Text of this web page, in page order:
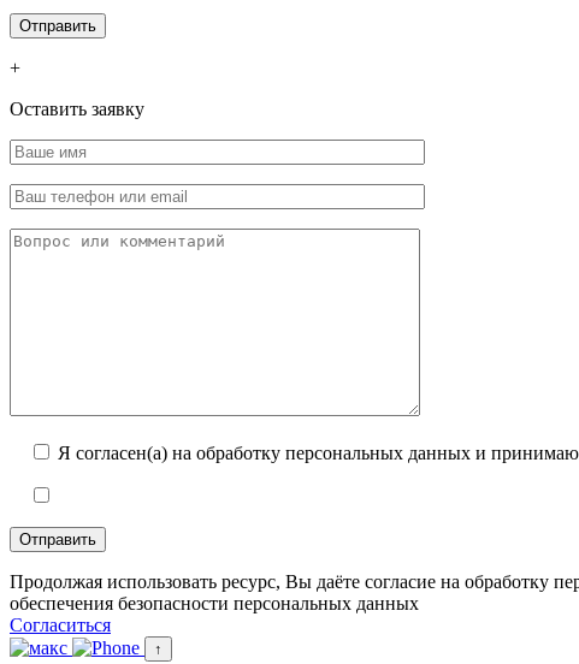
+
Оставить заявку
Я согласен(а) на обработку персональных данных и принимаю
Продолжая использовать ресурс, Вы даёте согласие на
обеспечения безопасности персональных данных
Согласиться
↑